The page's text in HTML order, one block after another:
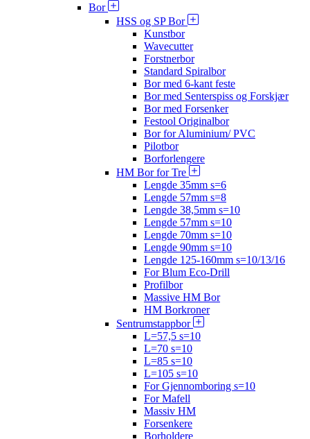
Bor
HSS og SP Bor
Kunstbor
Wavecutter
Forstnerbor
Standard Spiralbor
Bor med 6-kant feste
Bor med Senterspiss og Forskjær
Bor med Forsenker
Festool Originalbor
Bor for Aluminium/ PVC
Pilotbor
Borforlengere
HM Bor for Tre
Lengde 35mm s=6
Lengde 57mm s=8
Lengde 38,5mm s=10
Lengde 57mm s=10
Lengde 70mm s=10
Lengde 90mm s=10
Lengde 125-160mm s=10/13/16
For Blum Eco-Drill
Profilbor
Massive HM Bor
HM Borkroner
Sentrumstappbor
L=57,5 s=10
L=70 s=10
L=85 s=10
L=105 s=10
For Gjennomboring s=10
For Mafell
Massiv HM
Forsenkere
Borholdere